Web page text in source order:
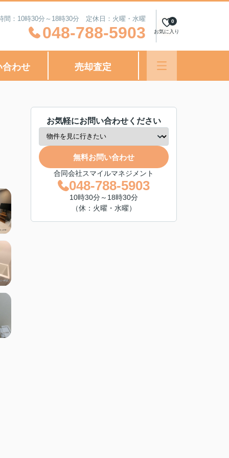
間：10時30分～18時30分 定休日：火曜・水曜
048-788-5903 お気に入り
0
合わせ 売却査定
お気軽にお問い合わせください
無料お問い合わせ
合同会社スマイルマネジメント
048-788-5903
10時30分～18時30分
（休：火曜・水曜）